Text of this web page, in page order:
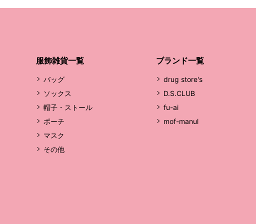
服飾雑貨一覧
バッグ
ソックス
帽子・ストール
ポーチ
マスク
その他
ブランド一覧
drug store's
D.S.CLUB
fu-ai
mof-manul